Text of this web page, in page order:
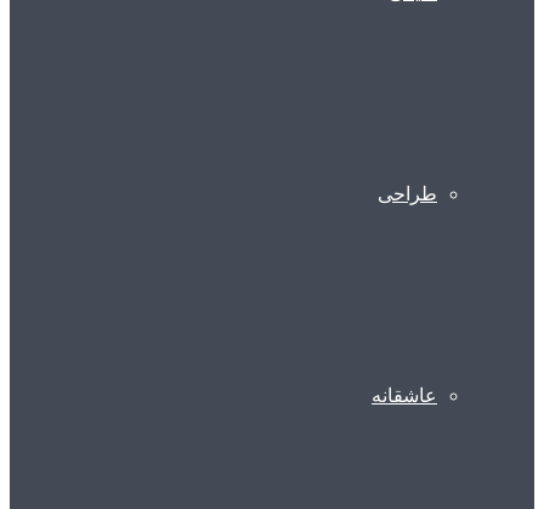
طراحی
عاشقانه